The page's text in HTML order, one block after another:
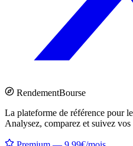
RendementBourse
La plateforme de référence pour
Analysez, comparez et suivez